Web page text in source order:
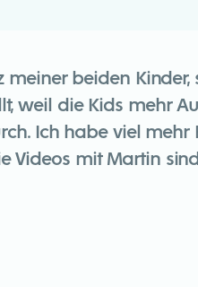
beiden Kinder,
weil die Kids mehr
Ich habe viel mehr
Videos mit Martin